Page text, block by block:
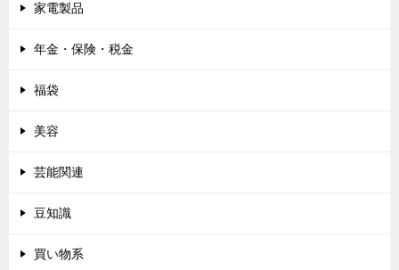
家電製品
年金・保険・税金
福袋
美容
芸能関連
豆知識
買い物系